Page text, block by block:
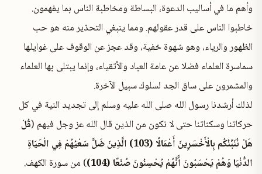
وأهم ما في أساليب الدعوة، البساطة ومخاطبة الناس بما يفهمون.
خاطبوا الناس على قدر عقولهم. ومما ينبغي التحذير منه هو حب
الظهور والرياء، وهو شهوة خفية، وقد عجز عن الوقوف على غوايلها
سماسرة العلماء فضلا عن عامة العباد والأتقياء، وإنما يبتلى بها العلماء
والمشمرون على ساق الجد لسلوك سبيل الآخرة.
لذلك أرشدنا رسول الله صلى الله عليه وسلم إلى تجديد النية في كل
حركاتنا وسكناتنا حتى لا نكون من الذين قال الله عز وجل فيهم (قُلْ
هَلْ نُنَبِّئُكُم بِالْأَخْسَرِينَ أَعْمَالًا (103) الَّذِينَ ضَلَّ سَعْيُهُمْ فِي الْحَيَاةِ
الدُّنْيَا وَهُمْ يَحْسَبُونَ أَنَّهُمْ يُحْسِنُونَ صُنْعًا (104)
) من سورة الكهف.